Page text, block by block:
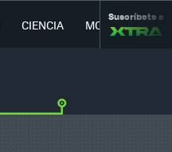
CIENCIA MOVILIDAD
Suscríbete a